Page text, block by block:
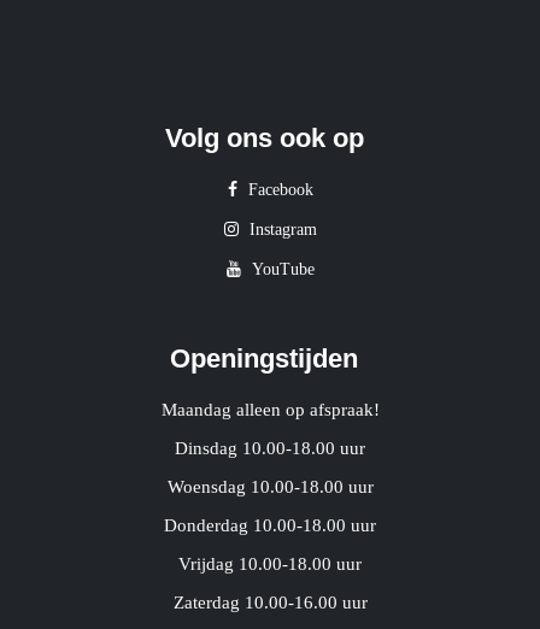
Volg ons ook op
Facebook
Instagram
YouTube
Openingstijden
Maandag alleen op afspraak!
Dinsdag 10.00-18.00 uur
Woensdag 10.00-18.00 uur
Donderdag 10.00-18.00 uur
Vrijdag 10.00-18.00 uur
Zaterdag 10.00-16.00 uur